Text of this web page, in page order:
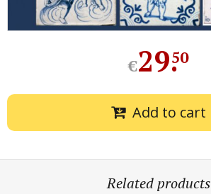
€29.
50
Add to cart
Related products